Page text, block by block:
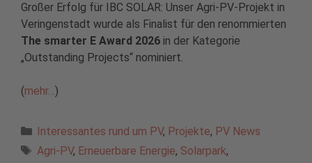
Großer Erfolg für IBC SOLAR: Unser Agri-PV-Projekt in
Veringenstadt wurde als Finalist für den renommierten
The smarter E Award 2026 in der Kategorie
„Outstanding Projects“ nominiert.
(mehr…)
Kategorien
Interessantes rund um PV, Projekte, PV News
Schlagwörter
Agri-PV, Erneuerbare Energie, Solarpark,